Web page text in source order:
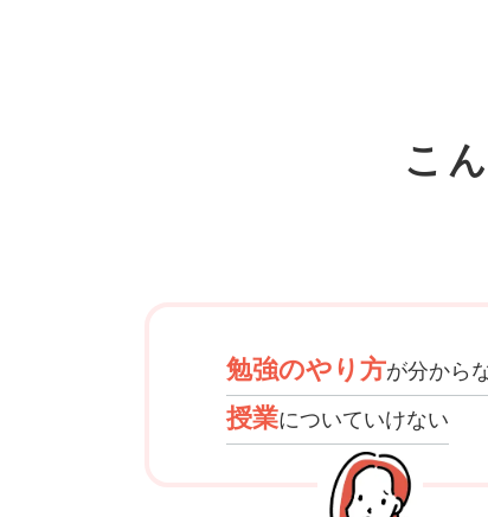
こ
勉強のやり方が分から
授業についていけない